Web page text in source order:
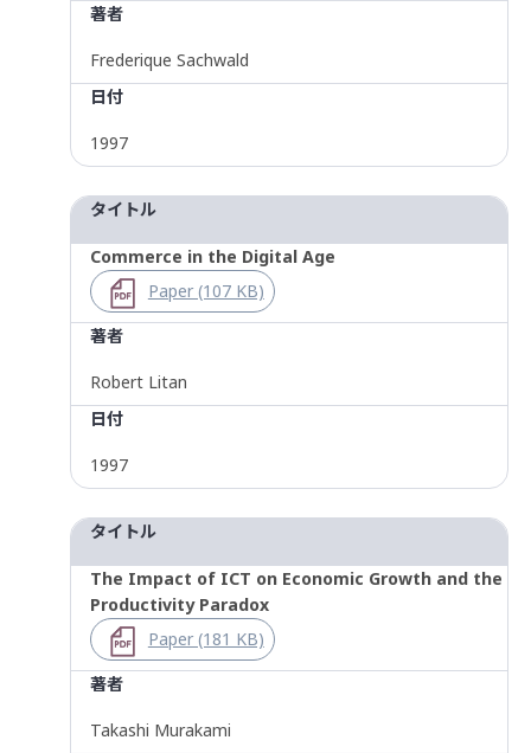
著者
Frederique Sachwald
日付
1997
タイトル
Commerce in the Digital Age
Paper (107 KB)
著者
Robert Litan
日付
1997
タイトル
The Impact of ICT on Economic Growth and the
Productivity Paradox
Paper (181 KB)
著者
Takashi Murakami